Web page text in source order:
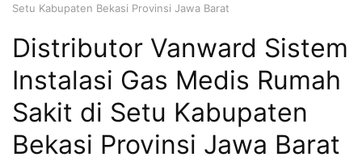
Setu Kabupaten Bekasi Provinsi Jawa Barat
Distributor Vanward Sistem
Instalasi Gas Medis Rumah
Sakit di Setu Kabupaten
Bekasi Provinsi Jawa Barat